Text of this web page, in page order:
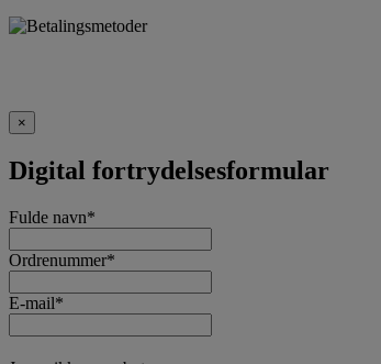
×
Digital fortrydelsesformular
Fulde navn*
Ordrenummer*
E-mail*